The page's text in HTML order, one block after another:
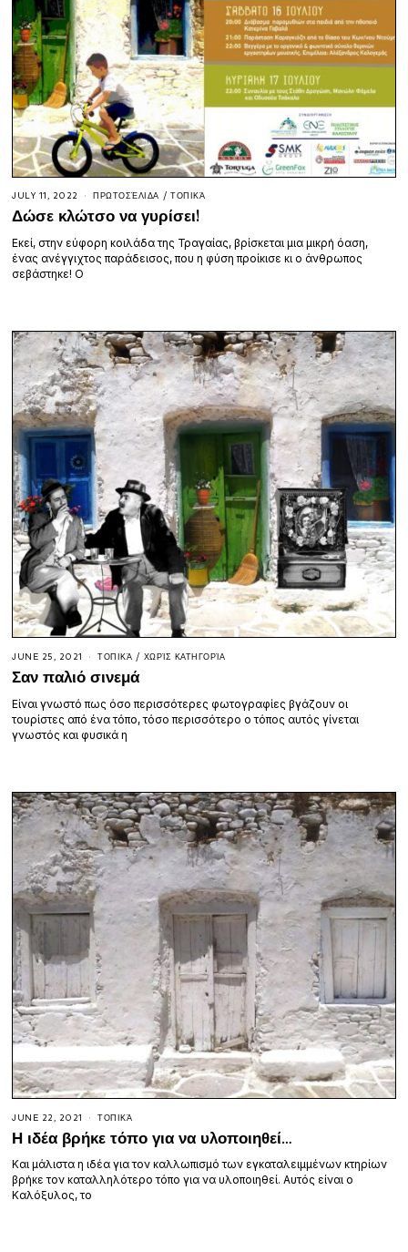
JULY 11, 2022 ΠΡΩΤΟΣΈΛΙΔΑ / ΤΟΠΙΚΆ
Δώσε κλώτσο να γυρίσει!
Εκεί, στην εύφορη κοιλάδα της Τραγαίας, βρίσκεται μια μικρή όαση,
ένας ανέγγιχτος παράδεισος, που η φύση προίκισε κι ο άνθρωπος
σεβάστηκε! Ο
JUNE 25, 2021 ΤΟΠΙΚΆ / ΧΩΡΊΣ ΚΑΤΗΓΟΡΊΑ
Σαν παλιό σινεμά
Είναι γνωστό πως όσο περισσότερες φωτογραφίες βγάζουν οι
τουρίστες από ένα τόπο, τόσο περισσότερο ο τόπος αυτός γίνεται
γνωστός και φυσικά η
JUNE 22, 2021 ΤΟΠΙΚΆ
Η ιδέα βρήκε τόπο για να υλοποιηθεί…
Και μάλιστα η ιδέα για τον καλλωπισμό των εγκαταλειμμένων κτηρίων
βρήκε τον καταλληλότερο τόπο για να υλοποιηθεί. Αυτός είναι ο
Καλόξυλος, το